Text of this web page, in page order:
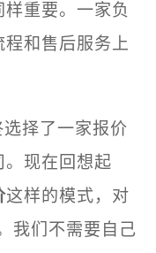
重要。一家负
和售后服务上
择了一家报价
。现在回想起
这样的模式，对
我们不需要自己